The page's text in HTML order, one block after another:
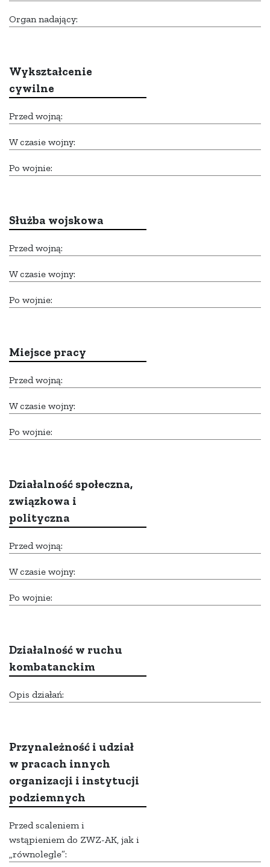
Organ nadający:
Wykształcenie
cywilne
Przed wojną:
W czasie wojny:
Po wojnie:
Służba wojskowa
Przed wojną:
W czasie wojny:
Po wojnie:
Miejsce pracy
Przed wojną:
W czasie wojny:
Po wojnie:
Działalność społeczna,
związkowa i
polityczna
Przed wojną:
W czasie wojny:
Po wojnie:
Działalność w ruchu
kombatanckim
Opis działań:
Przynależność i udział
w pracach innych
organizacji i instytucji
podziemnych
Przed scaleniem i
wstąpieniem do ZWZ-AK, jak i
„równolegle”: